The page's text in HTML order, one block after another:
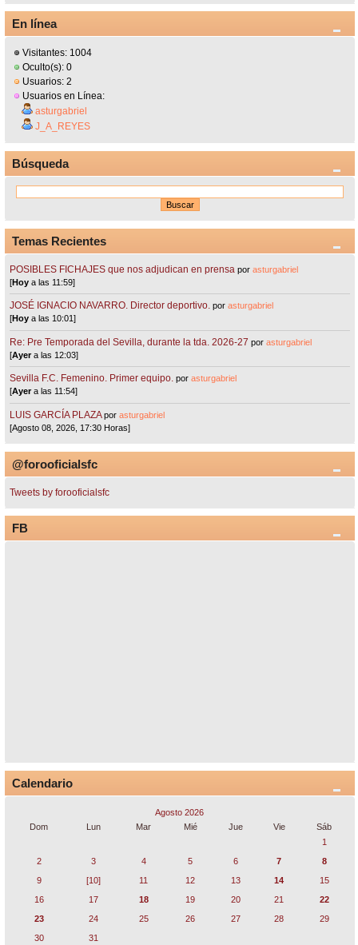
En línea
Visitantes: 1004
Oculto(s): 0
Usuarios: 2
Usuarios en Línea:
asturgabriel
J_A_REYES
Búsqueda
Temas Recientes
POSIBLES FICHAJES que nos adjudican en prensa porasturgabriel
[Hoy a las 11:59]
JOSÉ IGNACIO NAVARRO. Director deportivo. porasturgabriel
[Hoy a las 10:01]
Re: Pre Temporada del Sevilla, durante la tda. 2026-27 porasturgabriel
[Ayera las 12:03]
Sevilla F.C. Femenino. Primer equipo. porasturgabriel
[Ayera las 11:54]
LUIS GARCÍA PLAZA porasturgabriel
[Agosto 08, 2026, 17:30 Horas]
@forooficialsfc
Tweets by forooficialsfc
FB
Calendario
Agosto 2026
Dom
Lun Mar Mié Jue Vie
Sáb
1
2
3 4 5 6 7
8
9
[10] 11 12 13 14
15
16
17 18 19 20 21
22
23
24 25 26 27 28
29
30
31